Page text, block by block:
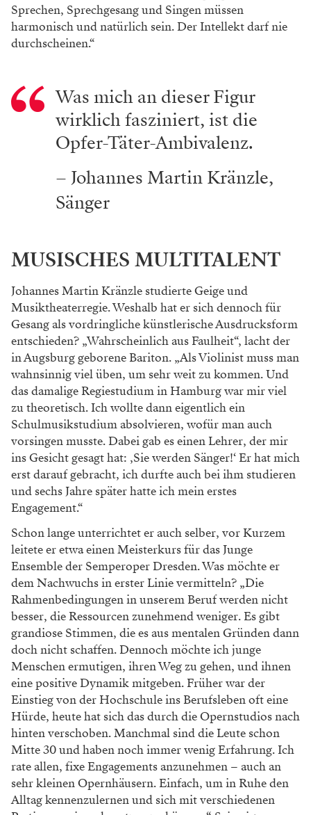
Sprechen, Sprechgesangund Singen müssen
harmonisch und natürlich sein. Der Intellekt darf nie
durchscheinen.“
Was mich an dieser Figur
wirklich fasziniert, ist die
Opfer-Täter-Ambivalenz.
– Johannes Martin Kränzle,
Sänger
MUSISCHES MULTITALENT
Johannes Martin Kränzle studierte Geige und
Musiktheaterregie. Weshalb hat er sich dennoch für
Gesang als vordringliche künstlerischeAusdrucksform
entschieden? „Wahrscheinlichaus Faulheit“, lacht der
in Augsburg geboreneBariton. „Als Violinist muss man
wahnsinnigviel üben, um sehr weit zu kommen. Und
dasdamalige Regiestudium in Hamburg war mirviel
zu theoretisch. Ich wollte dann eigentlich ein
Schulmusikstudium absolvieren, wofür man auch
vorsingen musste. Dabei gab es einen Lehrer, dermir
ins Gesicht gesagt hat: ,Sie werden Sänger!‘Er hat mich
erst darauf gebracht, ich durfte auchbei ihm studieren
und sechs Jahre später hatte ich mein erstes
Engagement.“
Schon lange unterrichtet er auch selber, vorKurzem
leitete er etwa einen Meisterkurs fürdas Junge
Ensemble der Semperoper Dresden.Was möchte er
dem Nachwuchs in erster Linie vermitteln? „Die
Rahmenbedingungen inunserem Beruf werden nicht
besser, die Ressourcen zunehmend weniger. Es gibt
grandiose Stimmen, die es aus mentalen Gründen dann
doch nicht schaffen. Dennoch möchte ich junge
Menschen ermutigen, ihren Weg zu gehen, undihnen
eine positive Dynamik mitgeben. Früher war der
Einstieg von der Hochschule insBerufsleben oft eine
Hürde, heute hat sich dasdurch die Opernstudios nach
hinten verschoben.Manchmal sind die Leute schon
Mitte 30 undhaben noch immer wenig Erfahrung. Ich
rateallen, fixe Engagements anzunehmen – auchan
sehr kleinen Opernhäusern. Einfach, umin Ruhe den
Alltag kennenzulernen und sichmit verschiedenen